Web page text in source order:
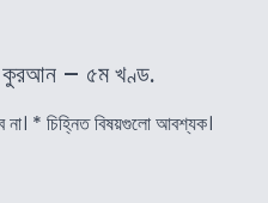
কুরআন – ৫ম খণ্ড.
* চিহ্নিত বিষয়গুলো আবশ্যক।